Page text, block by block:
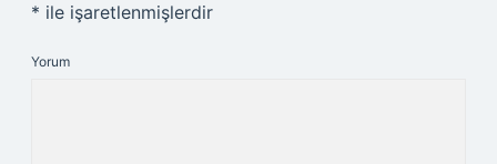
* ile işaretlenmişlerdir
Yorum